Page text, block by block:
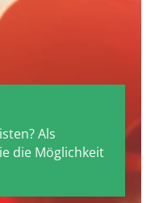
Als
die Möglichkeit